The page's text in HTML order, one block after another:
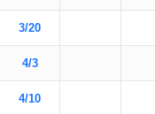
3/20
4/3
4/10